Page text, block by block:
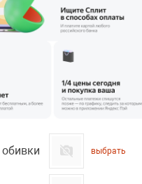
выбрать